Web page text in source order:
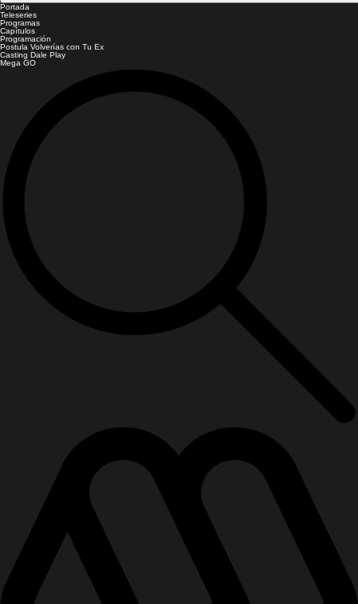
Portada
Teleseries
Programas
Capítulos
Programación
Postula Volverías con Tu Ex
Casting Dale Play
Mega GO